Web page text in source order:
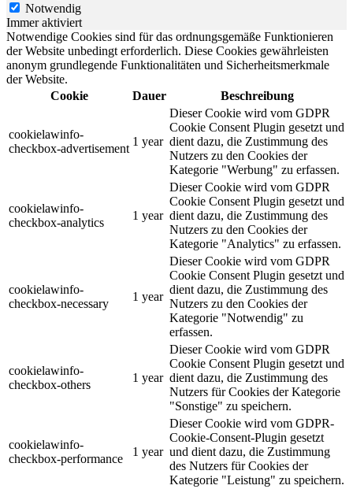
Notwendig
Immer aktiviert
Notwendige Cookies sind für das ordnungsgemäße Funktionieren
der Website unbedingt erforderlich. Diese Cookies gewährleisten
anonym grundlegende Funktionalitäten und Sicherheitsmerkmale
der Website.
Cookie
Dauer Beschreibung
cookielawinfo-
checkbox-advertisement
1 year
Dieser Cookie wird vom GDPR
Cookie Consent Plugin gesetzt und
dient dazu, die Zustimmung des
Nutzers zu den Cookies der
Kategorie "Werbung" zu erfassen.
cookielawinfo-
checkbox-analytics
1 year
Dieser Cookie wird vom GDPR
Cookie Consent Plugin gesetzt und
dient dazu, die Zustimmung des
Nutzers zu den Cookies der
Kategorie "Analytics" zu erfassen.
cookielawinfo-
checkbox-necessary
1 year
Dieser Cookie wird vom GDPR
Cookie Consent Plugin gesetzt und
dient dazu, die Zustimmung des
Nutzers zu den Cookies der
Kategorie "Notwendig" zu
erfassen.
cookielawinfo-
checkbox-others
1 year
Dieser Cookie wird vom GDPR
Cookie Consent Plugin gesetzt und
dient dazu, die Zustimmung des
Nutzers für Cookies der Kategorie
"Sonstige" zu speichern.
cookielawinfo-
checkbox-performance
1 year
Dieser Cookie wird vom GDPR-
Cookie-Consent-Plugin gesetzt
und dient dazu, die Zustimmung
des Nutzers für Cookies der
Kategorie "Leistung" zu speichern.